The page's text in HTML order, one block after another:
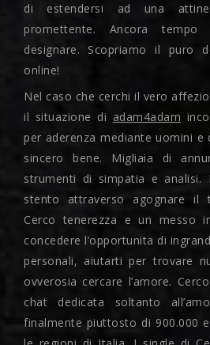
di estendersi ad una
promettente. Ancora
designare. Scopriamo il puro
online!
Nel caso che cerchi il vero
il situazione di adam4adam
per aderenza mediante uomini e
sincero bene. Migliaia di
strumenti di simpatia e
stento attraverso agognare il
Cerco tenerezza e un messo
concedere l’opportunita di
personali, aiutarti per trovare
ovverosia cercare l’amore.
chat dedicata soltanto
finalmente piuttosto di 900.000